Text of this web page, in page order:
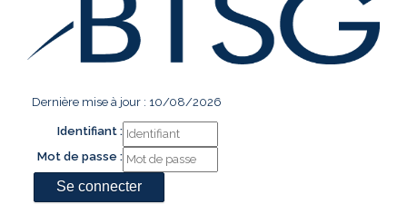
Dernière mise à jour : 10/08/2026
Identifiant :
Mot de passe :